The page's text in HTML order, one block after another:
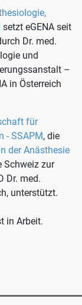
setzt eGENA seit
Dr. med.
und
–
in Österreich
für
- SSAPM, die
der Anästhesie
Schweiz zur
Dr. med.
unterstützt.
in Arbeit.